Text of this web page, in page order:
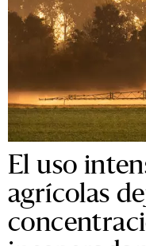
El uso
agrícolas